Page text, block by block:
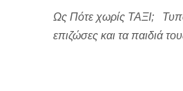
Ως Πότε χωρίς ΤΑΞΙ;
επιζώσες και τα παιδιά